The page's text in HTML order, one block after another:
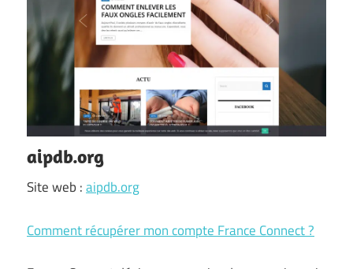
aipdb.org
Site web :aipdb.org
Comment récupérer mon compte France Connect ?